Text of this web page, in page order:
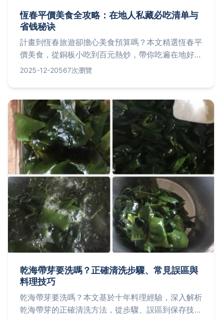
恆春平價美食全攻略：在地人私藏必吃清单与
省钱秘诀
計畫到恆春旅遊卻擔心美食預算嗎？本文精選恆春平
價美食，從銅板小吃到百元熱炒，帶你吃遍在地好味
道，省錢又滿足。探索恆春老街、市場隱藏版美食，
2025-12-20567次瀏覽
乾海帶芽要洗嗎？正確清洗步驟、常見誤區與
料理技巧
乾海帶芽要洗嗎？本文基於十年料理經驗，深入解析
乾海帶芽的正確清洗方法，從步驟、誤區到保存技